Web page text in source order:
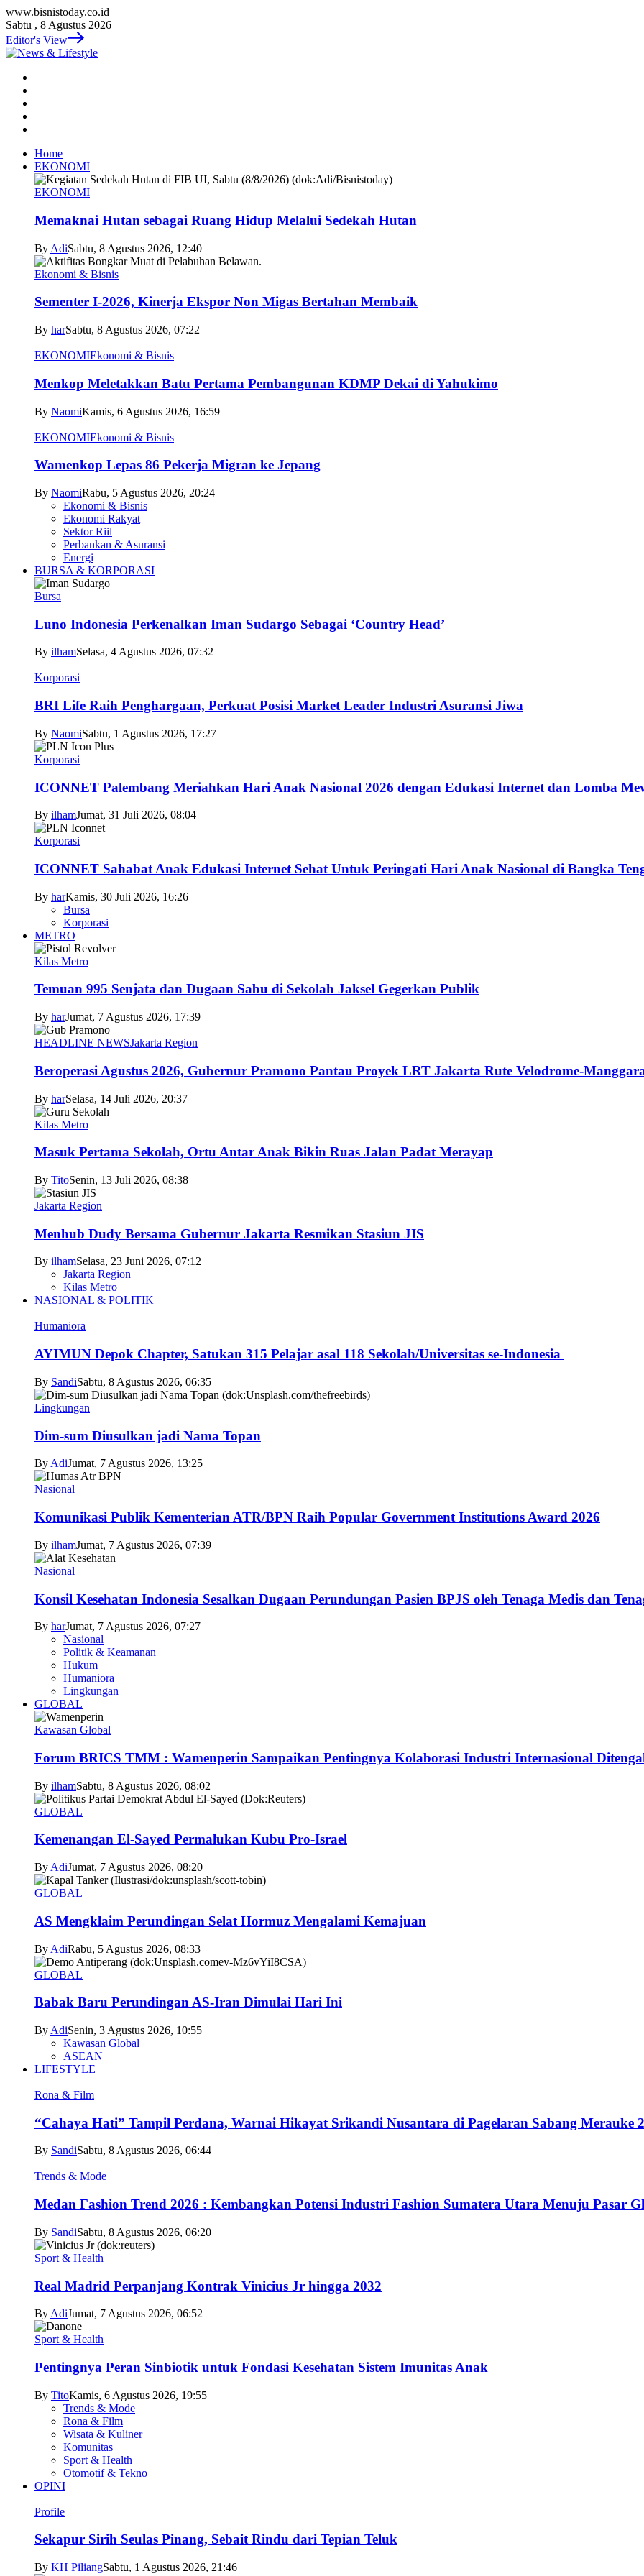
www.bisnistoday.co.id
Sabtu , 8 Agustus 2026
Editor's View
Home
EKONOMI
EKONOMI
Memaknai Hutan sebagai Ruang Hidup Melalui Sedekah Hutan
By AdiSabtu, 8 Agustus 2026, 12:40
Ekonomi & Bisnis
Sementer I-2026, Kinerja Ekspor Non Migas Bertahan Membaik
By harSabtu, 8 Agustus 2026, 07:22
EKONOMIEkonomi & Bisnis
Menkop Meletakkan Batu Pertama Pembangunan KDMP Dekai di Yahukimo
By NaomiKamis, 6 Agustus 2026, 16:59
EKONOMIEkonomi & Bisnis
Wamenkop Lepas 86 Pekerja Migran ke Jepang
By NaomiRabu, 5 Agustus 2026, 20:24
Ekonomi & Bisnis
Ekonomi Rakyat
Sektor Riil
Perbankan & Asuransi
Energi
BURSA & KORPORASI
Bursa
Luno Indonesia Perkenalkan Iman Sudargo Sebagai ‘Country Head’
By ilhamSelasa, 4 Agustus 2026, 07:32
Korporasi
BRI Life Raih Penghargaan, Perkuat Posisi Market Leader Industri Asuransi Jiwa
By NaomiSabtu, 1 Agustus 2026, 17:27
Korporasi
ICONNET Palembang Meriahkan Hari Anak Nasional 2026 dengan Edukasi Internet dan Lomba
By ilhamJumat, 31 Juli 2026, 08:04
Korporasi
ICONNET Sahabat Anak Edukasi Internet Sehat Untuk Peringati Hari Anak Nasional di Bangka
By harKamis, 30 Juli 2026, 16:26
Bursa
Korporasi
METRO
Kilas Metro
Temuan 995 Senjata dan Dugaan Sabu di Sekolah Jaksel Gegerkan Publik
By harJumat, 7 Agustus 2026, 17:39
HEADLINE NEWSJakarta Region
Beroperasi Agustus 2026, Gubernur Pramono Pantau Proyek LRT Jakarta Rute Velodrome-
By harSelasa, 14 Juli 2026, 20:37
Kilas Metro
Masuk Pertama Sekolah, Ortu Antar Anak Bikin Ruas Jalan Padat Merayap
By TitoSenin, 13 Juli 2026, 08:38
Jakarta Region
Menhub Dudy Bersama Gubernur Jakarta Resmikan Stasiun JIS
By ilhamSelasa, 23 Juni 2026, 07:12
Jakarta Region
Kilas Metro
NASIONAL & POLITIK
Humaniora
AYIMUN Depok Chapter, Satukan 315 Pelajar asal 118 Sekolah/Universitas se-Indonesia
By SandiSabtu, 8 Agustus 2026, 06:35
Lingkungan
Dim-sum Diusulkan jadi Nama Topan
By AdiJumat, 7 Agustus 2026, 13:25
Nasional
Komunikasi Publik Kementerian ATR/BPN Raih Popular Government Institutions Award 2026
By ilhamJumat, 7 Agustus 2026, 07:39
Nasional
Konsil Kesehatan Indonesia Sesalkan Dugaan Perundungan Pasien BPJS oleh Tenaga Medis dan
By harJumat, 7 Agustus 2026, 07:27
Nasional
Politik & Keamanan
Hukum
Humaniora
Lingkungan
GLOBAL
Kawasan Global
Forum BRICS TMM : Wamenperin Sampaikan Pentingnya Kolaborasi Industri Internasional
By ilhamSabtu, 8 Agustus 2026, 08:02
GLOBAL
Kemenangan El-Sayed Permalukan Kubu Pro-Israel
By AdiJumat, 7 Agustus 2026, 08:20
GLOBAL
AS Mengklaim Perundingan Selat Hormuz Mengalami Kemajuan
By AdiRabu, 5 Agustus 2026, 08:33
GLOBAL
Babak Baru Perundingan AS-Iran Dimulai Hari Ini
By AdiSenin, 3 Agustus 2026, 10:55
Kawasan Global
ASEAN
LIFESTYLE
Rona & Film
“Cahaya Hati” Tampil Perdana, Warnai Hikayat Srikandi Nusantara di Pagelaran Sabang Merauke
By SandiSabtu, 8 Agustus 2026, 06:44
Trends & Mode
Medan Fashion Trend 2026 : Kembangkan Potensi Industri Fashion Sumatera Utara Menuju Pasar
By SandiSabtu, 8 Agustus 2026, 06:20
Sport & Health
Real Madrid Perpanjang Kontrak Vinicius Jr hingga 2032
By AdiJumat, 7 Agustus 2026, 06:52
Sport & Health
Pentingnya Peran Sinbiotik untuk Fondasi Kesehatan Sistem Imunitas Anak
By TitoKamis, 6 Agustus 2026, 19:55
Trends & Mode
Rona & Film
Wisata & Kuliner
Komunitas
Sport & Health
Otomotif & Tekno
OPINI
Profile
Sekapur Sirih Seulas Pinang, Sebait Rindu dari Tepian Teluk
By KH PiliangSabtu, 1 Agustus 2026, 21:46